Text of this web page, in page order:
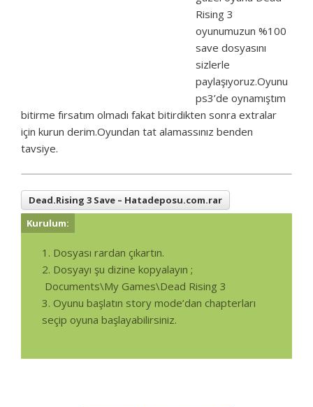
Rising 3
oyunumuzun %100
save dosyasını
sizlerle
paylaşıyoruz.Oyunu
ps3’de oynamıştım
bitirme fırsatım olmadı fakat bitirdikten sonra extralar
için kurun derim.Oyundan tat alamassınız benden
tavsiye.
Dead.Rising 3 Save – Hatadeposu.com.rar
Kurulum:
1. Dosyası rardan çıkartın.
2. Dosyayı şu dizine kopyalayın ;
Documents\My Games\Dead Rising 3
3. Oyunu başlatın story mode’dan chapterları
seçip oyuna başlayabilirsiniz.